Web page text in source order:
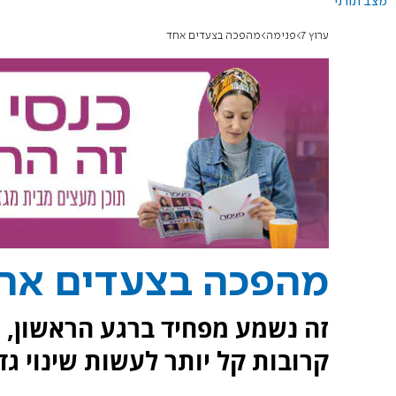
ערוץ 7 פנימה מהפכה בצעדים אחד
מהפכה בצעדים
זה נשמע מפחיד ברגע הראשון,
קרובות קל יותר לעשות